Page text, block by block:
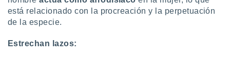
1199
está relacionado con la procreación y la perpetuación
de la especie.
Estrechan lazos: